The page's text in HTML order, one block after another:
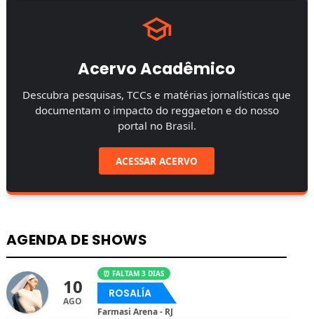
Acervo Acadêmico
Descubra pesquisas, TCCs e matérias jornalísticas que
documentam o impacto do reggaeton e do nosso
portal no Brasil.
ACESSAR ACERVO
AGENDA DE SHOWS
10
AGO
⏰ FALTAM 3 DIAS
ROSALÍA
Farmasi Arena - RJ